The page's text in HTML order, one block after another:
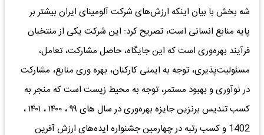
شه بخش با بیان اینکه ارزش‌های شرکت آلومینای ایران بیشتر بر
پایه منابع انسانی است، تصریح کرد: این شرکت یکی از منتخبان
فرآیند بهره‌وری است که این جایگاه، حاصل مشارکت، تعامل،
مسئولیت‌پذیری، توجه به ایمنی کارکنان، بهره وری منابع، مشارکت
در نوآوری و بهبود مستمر، توجه به محیط زیست است که منجر به
کسب تندیس برنزین جایزه بهره‌وری در سال های ۹۹ ، ۱۴۰۰ ، ۱۴۰۱ ،
1402 و کسب رتبه در چهارمین جشنواره ایده‌های ارزش آفرین